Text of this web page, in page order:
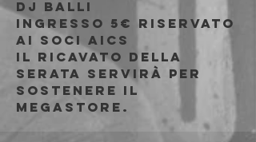
DJ Balli
Ingresso 5€ riservato
ai soci AICS
Il ricavato della
serata servirà per
sostenere il
Megastore.